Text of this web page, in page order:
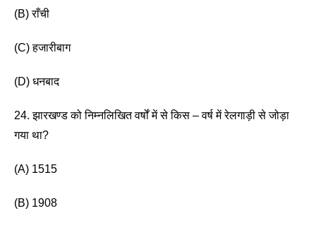
(B) राँची
(C) हजारीबाग
(D) धनबाद
24. झारखण्ड को निम्नलिखित वर्षों में से किस – वर्ष में रेलगाड़ी से जोड़ा
गया था?
(A) 1515
(B) 1908